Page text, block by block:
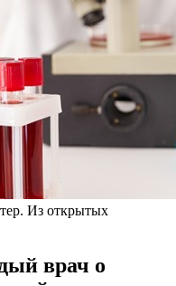
Из открытых
врач о